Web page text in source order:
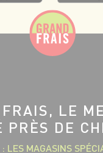
LE
PRÈS DE
LES MAGASINS